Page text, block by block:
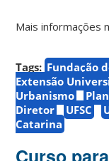
Mais informações
Tags: Fundação
Extensão
Urbanismo
Diretor
UFSC
Catarina
Curso